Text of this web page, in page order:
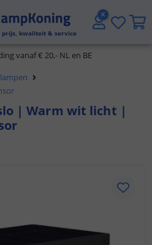
kwaliteit & service
vanaf € 20,- NL en BE
| Warm wit licht |